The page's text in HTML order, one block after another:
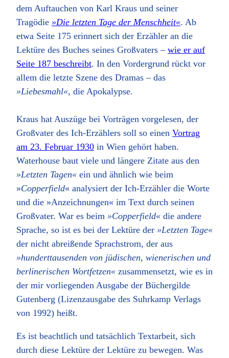
dem Auftauchen von Karl Kraus und seiner
Tragödie »Die letzten Tage der Menschheit«. Ab
etwa Seite 175 erinnert sich der Erzähler an die
Lektüre des Buches seines Großvaters – wie er auf
Seite 187 beschreibt. In den Vordergrund rückt vor
allem die letzte Szene des Dramas – das
»Liebesmahl«, die Apokalypse.
Kraus hat Auszüge bei Vorträgen vorgelesen, der
Großvater des Ich-Erzählers soll so einen Vortrag
am 23. Februar 1930 in Wien gehört haben.
Waterhouse baut viele und längere Zitate aus den
»Letzten Tagen« ein und ähnlich wie beim
»Copperfield« analysiert der Ich-Erzähler die Worte
und die »Anzeichnungen« im Text durch seinen
Großvater. War es beim »Copperfield« die andere
Sprache, so ist es bei der Lektüre der »Letzten Tage«
der nicht abreißende Sprachstrom, der aus
»hunderttausenden von jüdischen, wienerischen und
berlinerischen Wortfetzen« zusammensetzt, wie es in
der mir vorliegenden Ausgabe der Büchergilde
Gutenberg (Lizenzausgabe des Suhrkamp Verlags
von 1992) heißt.
Es ist beachtlich und tatsächlich Textarbeit, sich
durch diese Lektüre der Lektüre zu bewegen. Was